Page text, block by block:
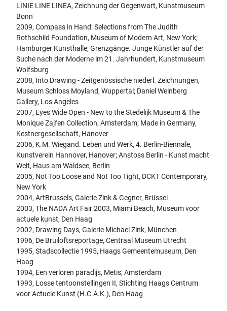
LINIE LINE LINEA, Zeichnung der Gegenwart, Kunstmuseum
Bonn
2009, Compass in Hand: Selections from The Judith
Rothschild Foundation, Museum of Modern Art, New York;
Hamburger Kunsthalle; Grenzgänge. Junge Künstler auf der
Suche nach der Moderne im 21. Jahrhundert, Kunstmuseum
Wolfsburg
2008, Into Drawing - Zeitgenössische niederl. Zeichnungen,
Museum Schloss Moyland, Wuppertal; Daniel Weinberg
Gallery, Los Angeles
2007, Eyes Wide Open - New to the Stedelijk Museum & The
Monique Zajfen Collection, Amsterdam; Made in Germany,
Kestnergesellschaft, Hanover
2006, K.M. Wiegand. Leben und Werk, 4. Berlin-Biennale,
Kunstverein Hannover, Hanover; Anstoss Berlin - Kunst macht
Welt, Haus am Waldsee, Berlin
2005, Not Too Loose and Not Too Tight, DCKT Contemporary,
New York
2004, ArtBrussels, Galerie Zink & Gegner, Brüssel
2003, The NADA Art Fair 2003, Miami Beach, Museum voor
actuele kunst, Den Haag
2002, Drawing Days, Galerie Michael Zink, München
1996, De Bruiloftsreportage, Centraal Museum Utrecht
1995, Stadscollectie 1995, Haags Gemeentemuseum, Den
Haag
1994, Een verloren paradijs, Metis, Amsterdam
1993, Losse tentoonstellingen II, Stichting Haags Centrum
voor Actuele Kunst (H.C.A.K.), Den Haag